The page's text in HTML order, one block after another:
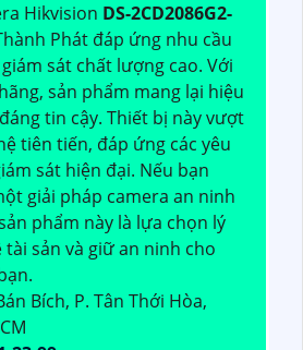
Hikvision DS-2CD2086G2-
Phát đáp ứng nhu cầu
sát chất lượng cao. Với
sản phẩm mang lại hiệu
tin cậy. Thiết bị này vượt
tiên tiến, đáp ứng các yêu
sát hiện đại. Nếu bạn
giải pháp camera an ninh
phẩm này là lựa chọn lý
sản và giữ an ninh cho
Bích, P. Tân Thới Hòa,